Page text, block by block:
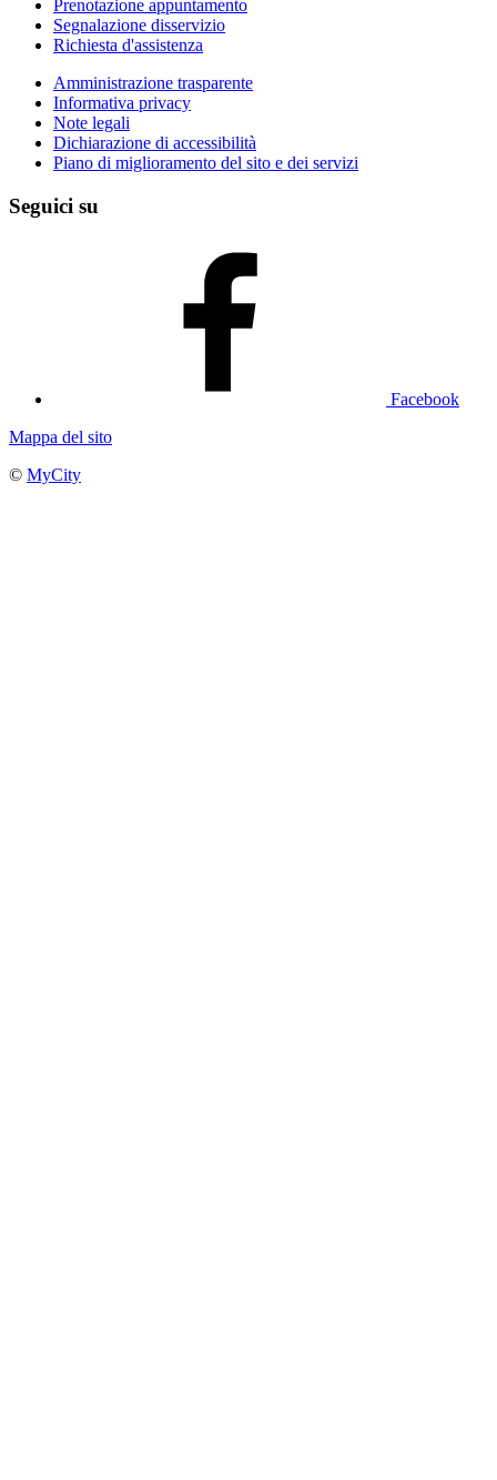
Prenotazione appuntamento
Segnalazione disservizio
Richiesta d'assistenza
Amministrazione trasparente
Informativa privacy
Note legali
Dichiarazione di accessibilità
Piano di miglioramento del sito e dei servizi
Seguici su
Facebook
Mappa del sito
© MyCity